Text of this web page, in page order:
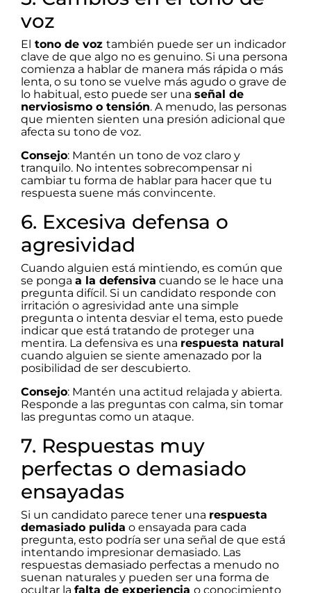
voz
El tono de voz también puede ser un indicador
clave de que algo no es genuino. Si una persona
comienza a hablar de manera más rápida o más
lenta, o su tono se vuelve más agudo o grave de
lo habitual, esto puede ser una señal de
nerviosismo o tensión. A menudo, las personas
que mienten sienten una presión adicional que
afecta su tono de voz.
Consejo: Mantén un tono de voz claro y
tranquilo. No intentes sobrecompensar ni
cambiar tu forma de hablar para hacer que tu
respuesta suene más convincente.
6. Excesiva defensa o
agresividad
Cuando alguien está mintiendo, es común que
se ponga a la defensiva cuando se le hace una
pregunta difícil. Si un candidato responde con
irritación o agresividad ante una simple
pregunta o intenta desviar el tema, esto puede
indicar que está tratando de proteger una
mentira. La defensiva es una respuesta natural
cuando alguien se siente amenazado por la
posibilidad de ser descubierto.
Consejo: Mantén una actitud relajada y abierta.
Responde a las preguntas con calma, sin tomar
las preguntas como un ataque.
7. Respuestas muy
perfectas o demasiado
ensayadas
Si un candidato parece tener una respuesta
demasiado pulida o ensayada para cada
pregunta, esto podría ser una señal de que está
intentando impresionar demasiado. Las
respuestas demasiado perfectas a menudo no
suenan naturales y pueden ser una forma de
ocultar la falta de experiencia o conocimiento